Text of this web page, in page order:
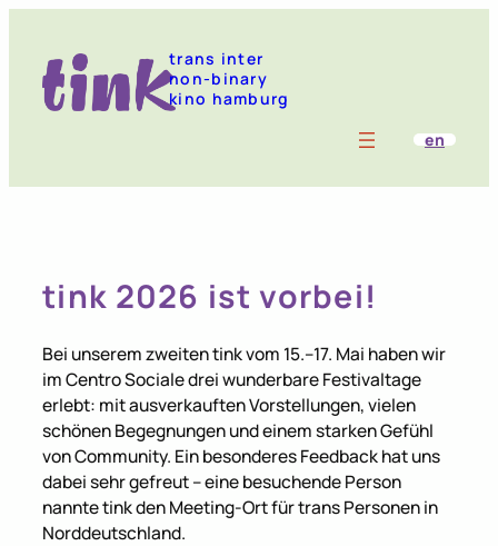
trans inter
non-binary
kino hamburg
en
tink 2026 ist vorbei!
Bei unserem zweiten tink vom 15.–17. Mai haben wir
im Centro Sociale drei wunderbare Festivaltage
erlebt: mit ausverkauften Vorstellungen, vielen
schönen Begegnungen und einem starken Gefühl
von Community. Ein besonderes Feedback hat uns
dabei sehr gefreut – eine besuchende Person
nannte tink den Meeting-Ort für trans Personen in
Norddeutschland.